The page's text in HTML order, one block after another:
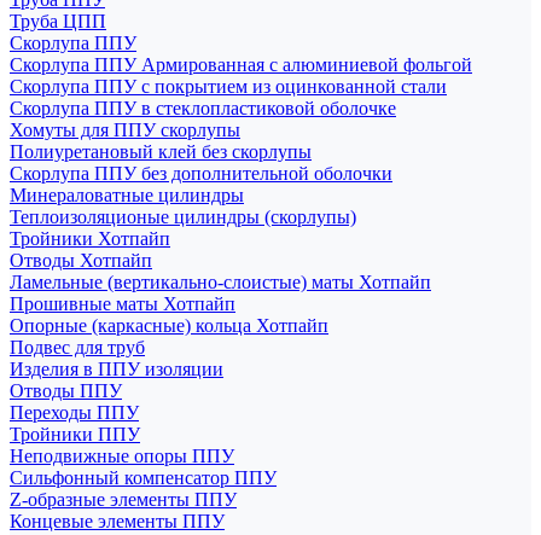
Труба ЦПП
Скорлупа ППУ
Скорлупа ППУ Армированная с алюминиевой фольгой
Скорлупа ППУ с покрытием из оцинкованной стали
Скорлупа ППУ в стеклопластиковой оболочке
Хомуты для ППУ скорлупы
Полиуретановый клей без скорлупы
Скорлупа ППУ без дополнительной оболочки
Минераловатные цилиндры
Теплоизоляционые цилиндры (скорлупы)
Тройники Хотпайп
Отводы Хотпайп
Ламельные (вертикально-слоистые) маты Хотпайп
Прошивные маты Хотпайп
Опорные (каркасные) кольца Хотпайп
Подвес для труб
Изделия в ППУ изоляции
Отводы ППУ
Переходы ППУ
Тройники ППУ
Неподвижные опоры ППУ
Cильфонный компенсатор ППУ
Z-образные элементы ППУ
Концевые элементы ППУ